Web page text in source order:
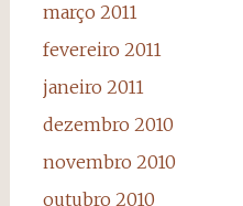
março 2011
fevereiro 2011
janeiro 2011
dezembro 2010
novembro 2010
outubro 2010